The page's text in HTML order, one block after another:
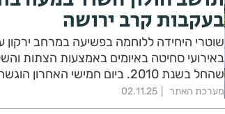
בעקבות קרב ירושה
שוטרי היחידה ללוחמה בפשיעה במרחב
באירועי סחיטה באיומים באמצעות הצתות
שהחל בשנת 2010. ביום חמישי
המרכזיים.
מערכת האתר 02.11.25